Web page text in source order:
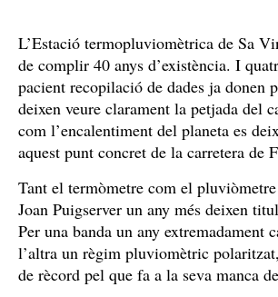
L’Estació termopluviomètrica de Sa
de complir 40 anys d’existència. I
pacient recopilació de dades ja donen
deixen veure clarament la petjada del
com l’encalentiment del planeta es
aquest punt concret de la carretera de
Tant el termòmetre com el
Joan Puigserver un any més deixen
Per una banda un any extremadament
l’altra un règim pluviomètric
de rècord pel que fa a la seva manca